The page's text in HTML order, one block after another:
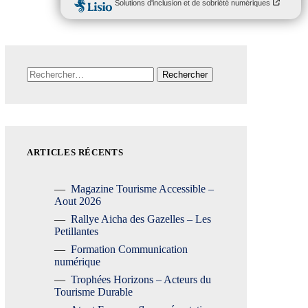
Rechercher :
ARTICLES RÉCENTS
Magazine Tourisme Accessible –
Aout 2026
Rallye Aicha des Gazelles – Les
Petillantes
Formation Communication
numérique
Trophées Horizons – Acteurs du
Tourisme Durable